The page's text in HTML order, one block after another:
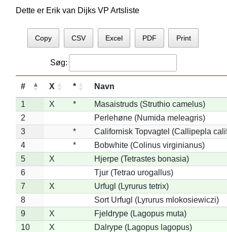
Dette er Erik van Dijks VP Artsliste
Copy CSV Excel PDF Print
Søg:
# X * Navn
1 X *
Masaistruds (Struthio camelus)
2
Perlehøne (Numida meleagris)
3
*
Californisk Topvagtel (Callipepla
4
*
Bobwhite (Colinus virginianus)
5
X
Hjerpe (Tetrastes bonasia)
6
Tjur (Tetrao urogallus)
7
X
Urfugl (Lyrurus tetrix)
8
Sort Urfugl (Lyrurus mlokosiewiczi)
9
X
Fjeldrype (Lagopus muta)
10
X
Dalrype (Lagopus lagopus)